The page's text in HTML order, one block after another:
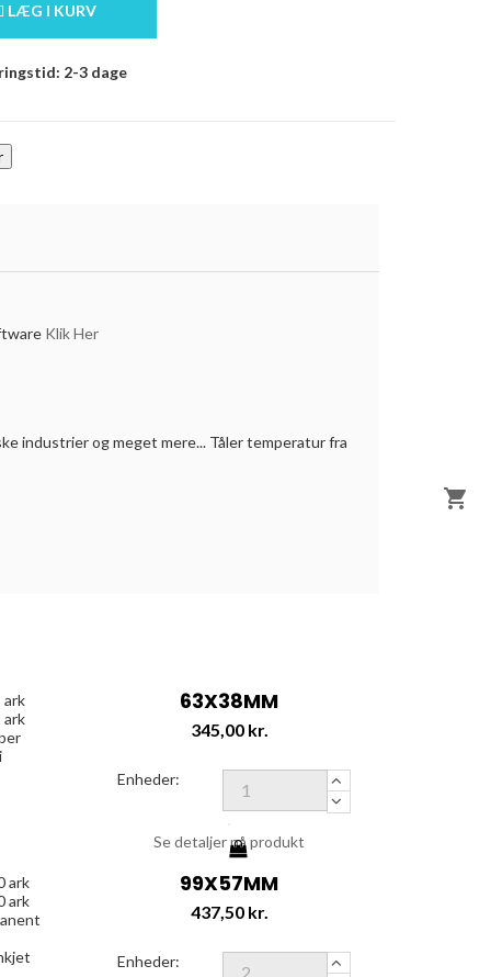
LÆG I KURV
2-3 dage
Klik Her
industrier og meget mere... Tåler temperatur fra
63X38MM
Pris
345,00 kr.
Enheder:
Se detaljer på produkt
ark
ark
99X57MM
Pris
437,50 kr.
Enheder:
